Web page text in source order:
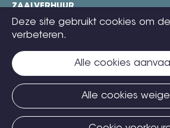
Deze site gebruikt cookies om
verbeteren.
Alle cookies
Alle cookies
ZAALVERHUUR
TECHNISCHE FICHES
CONTACT
TICKETS